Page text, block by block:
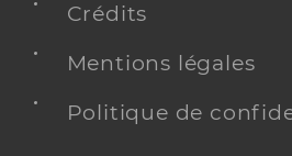
Crédits
Mentions légales
Politique de